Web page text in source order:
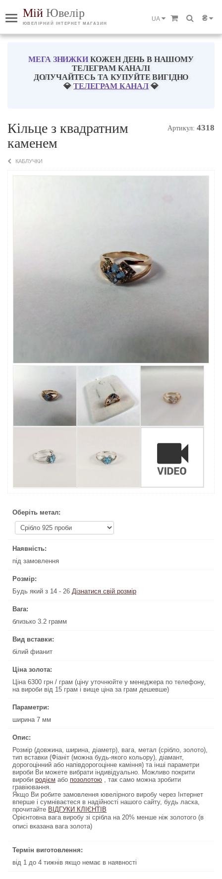
Мій Ювелір
ЮВЕЛІРНИЙ ІНТЕРНЕТ МАГАЗИН
₴
UA
МЕГА ЗНИЖКИКОЖЕН ДЕНЬ В НАШОМУ
ТЕЛЕГРАМ КАНАЛІ
ДОЛУЧАЙТЕСЬ ТА КУПУЙТЕ ВИГІДНО
💎ТЕЛЕГРАМ КАНАЛ 💎
Кільце з квадратним
каменем
Артикул: 4318
КАБЛУЧКИ
Оберіть метал:
Наявність:
під замовлення
Розмір:
Будь який з 14 - 26 Дізнатися свій розмір
Вага:
близько 3.2 грамм
Вид вставки:
білий фианит
Ціна золота:
Ціна 6300 грн / грам (ціну уточнюйте у менеджера по телефону,
на вироби від 15 грам і вище ціна за грам дешевше)
Параметри:
ширина 7 мм
Опис:
Розмір (довжина, ширина, діаметр), вага, метал (срібло, золото),
тип вставки (Фіаніт (можна будь-якого кольору), діамант,
дорогоцінний або напівдорогоцінне каміння) та інші параметри
вироби Ви можете вибрати індивідуально. Можливо покрити
вироби родієм або позолотою , так само можна зробити
гравіювання.
Якщо Ви робите замовлення ювелірного виробу через Інтернет
вперше і сумніваєтеся в надійності нашого сайту, будь ласка,
прочитайте ВІДГУКИ КЛІЄНТІВ
Орієнтовна вага виробу зі срібла на 20% менше ніж золотого (в
описі вказана вага золота)
Термін виготовлення:
від 1 до 4 тижнів якщо немає в наявності
Дізнатися свій розмір
Ціна 6300 грн / грам (ціну уточнюйте у менеджера по телефону,
на вироби від 15 грам і вище ціна за грам дешевше)
Розмір (довжина, ширина, діаметр), вага, метал (срібло, золото),
тип вставки (Фіаніт (можна будь-якого кольору), діамант,
дорогоцінний або напівдорогоцінне каміння) та інші параметри
вироби Ви можете вибрати індивідуально. Можливо покрити
родієм
або
позолотою
, так само можна зробити
Якщо Ви робите замовлення ювелірного виробу через Інтернет
вперше і сумніваєтеся в надійності нашого сайту, будь ласка,
Орієнтовна вага виробу зі срібла на 20% менше ніж золотого (в
від 1 до 4 тижнів якщо немає в наявності